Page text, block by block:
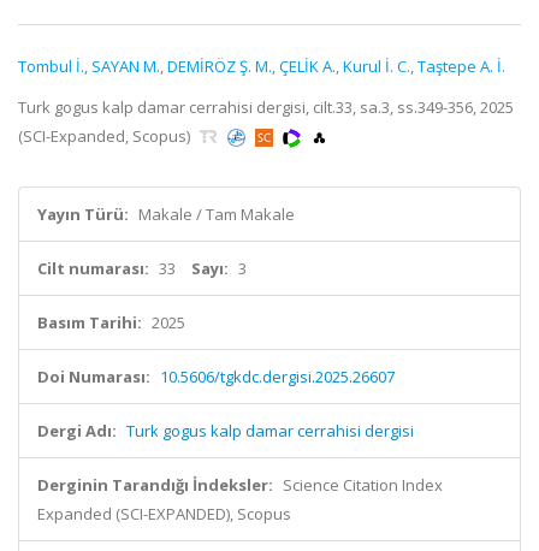
Tombul İ., SAYAN M.,DEMİRÖZ Ş. M.,ÇELİK A.,Kurul İ. C.,Taştepe A. İ.
Turk gogus kalp damar cerrahisi dergisi, cilt.33, sa.3, ss.349-356, 2025
(SCI-Expanded, Scopus)
Yayın Türü: Makale / Tam Makale
Cilt numarası: 33 Sayı: 3
Basım Tarihi: 2025
Doi Numarası: 10.5606/tgkdc.dergisi.2025.26607
Dergi Adı: Turk gogus kalp damar cerrahisi dergisi
Derginin Tarandığı İndeksler: Science Citation Index
Expanded (SCI-EXPANDED), Scopus